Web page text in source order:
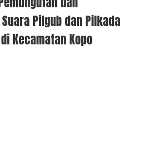
Pilgub dan Pilkada
Kecamatan Kopo